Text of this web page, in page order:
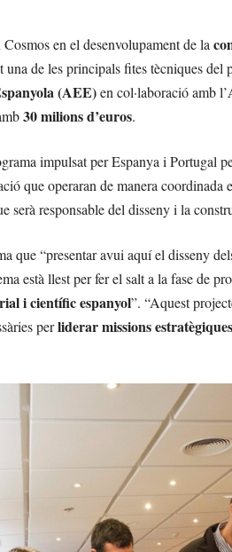
en el desenvolupament de la
una de les principals fites tècniques del
(AEE)en col·laboració amb l’
30 milions d’euros.
impulsat per Espanya i Portugal
que operaran de manera coordinada
serà responsable del disseny i la
que “presentar avui aquí el disseny
està llest per fer el salt a la fase de
i científic espanyol”. “Aquest
perliderar missions